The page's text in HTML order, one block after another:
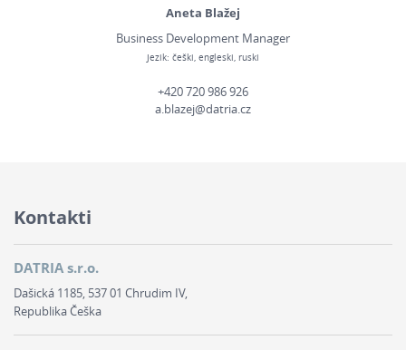
Aneta Blažej
Business Development Manager
Jezik: češki, engleski, ruski
+420 720 986 926
a.blazej@datria.cz
Kontakti
DATRIA s.r.o.
Dašická 1185, 537 01 Chrudim IV,
Republika Češka